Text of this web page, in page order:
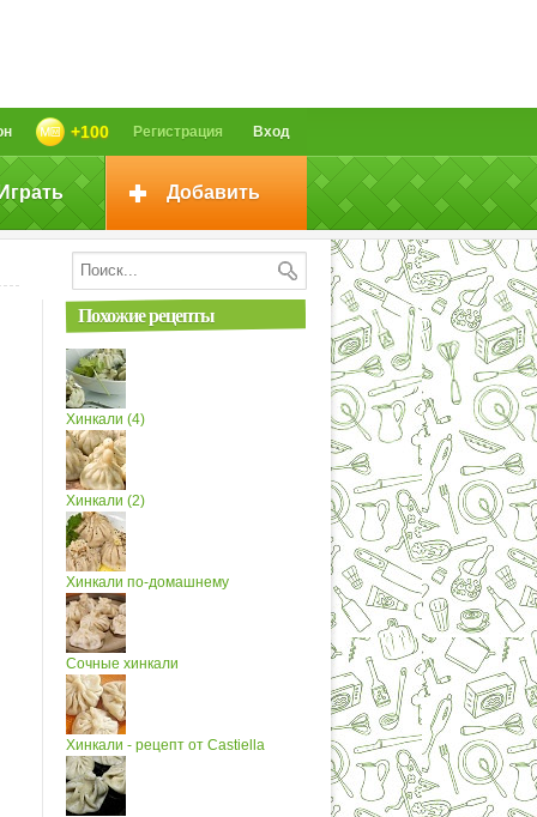
Вход
Регистрация
+100
Добавить
Похожие рецепты
Хинкали (4)
Хинкали (2)
Хинкали по-домашнему
Сочные хинкали
Хинкали - рецепт от Castiella